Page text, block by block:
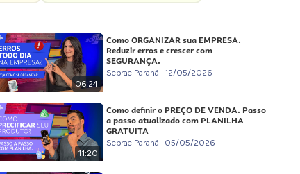
06:24
Como ORGANIZAR sua EMPRESA.
Reduzir erros e crescer com
SEGURANÇA.
Sebrae Paraná 12/05/2026
11:20
Como definir o PREÇO DE VENDA. Passo
a passo atualizado com PLANILHA
GRATUITA
Sebrae Paraná 05/05/2026